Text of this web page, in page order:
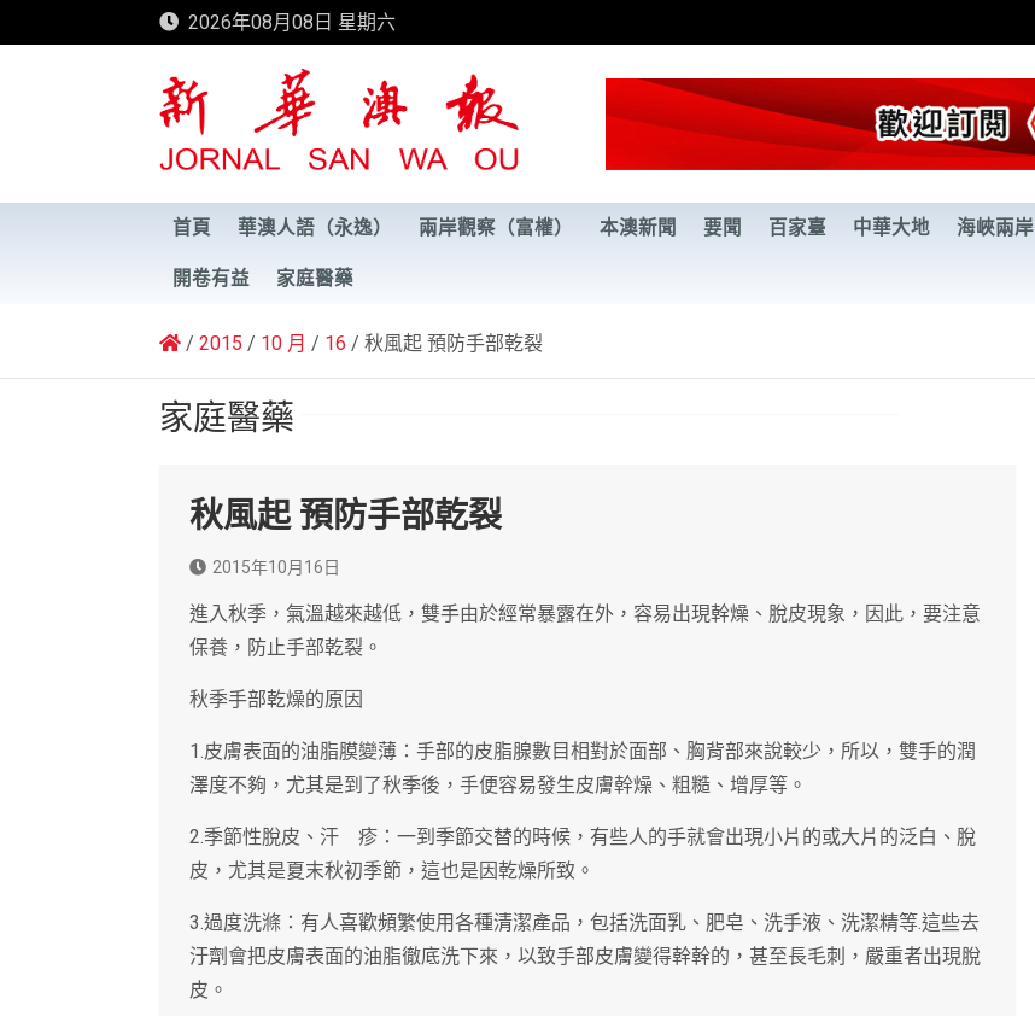
to
2026年08月08日 星期六
新華澳報
首頁 華澳人語（永逸） 兩岸觀察（富權） 本澳新聞 要聞 百家臺 中華大地 海峽兩岸
開卷有益 家庭醫藥
2015 10 月 16 秋風起 預防手部乾裂
家庭醫藥
秋風起 預防手部乾裂
2015年10月16日
進入秋季，氣溫越來越低，雙手由於經常暴露在外，容易出現幹燥、脫皮現象，因此，要注意
保養，防止手部乾裂。
秋季手部乾燥的原因
1.皮膚表面的油脂膜變薄：手部的皮脂腺數目相對於面部、胸背部來說較少，所以，雙手的潤
澤度不夠，尤其是到了秋季後，手便容易發生皮膚幹燥、粗糙、增厚等。
2.季節性脫皮、汗 疹：一到季節交替的時候，有些人的手就會出現小片的或大片的泛白、脫
皮，尤其是夏末秋初季節，這也是因乾燥所致。
3.過度洗滌：有人喜歡頻繁使用各種清潔產品，包括洗面乳、肥皂、洗手液、洗潔精等.這些去
汙劑會把皮膚表面的油脂徹底洗下來，以致手部皮膚變得幹幹的，甚至長毛刺，嚴重者出現脫
皮。